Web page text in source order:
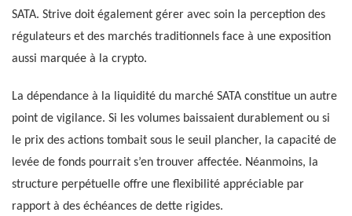
SATA. Strive doit également gérer avec soin la perception des
régulateurs et des marchés traditionnels face à une exposition
aussi marquée à la crypto.
La dépendance à la liquidité du marché SATA constitue un autre
point de vigilance. Si les volumes baissaient durablement ou si
le prix des actions tombait sous le seuil plancher, la capacité de
levée de fonds pourrait s’en trouver affectée. Néanmoins, la
structure perpétuelle offre une flexibilité appréciable par
rapport à des échéances de dette rigides.